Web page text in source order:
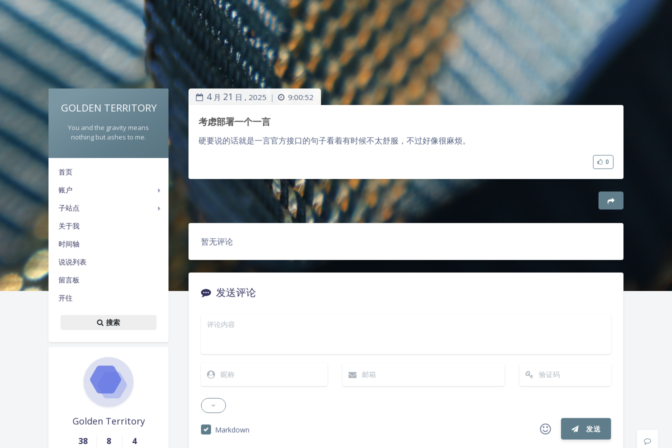
GOLDEN TERRITORY
You and the gravity means
nothing but ashes to me.
首页
账户
子站点
关于我
时间轴
说说列表
留言板
开往
搜索
Golden Territory
38 8 4
4月 21 日 , 2025 | 9:00:52
考虑部署一个一言
硬要说的话就是一言官方接口的句子看着有时候不太舒服，不过好像很麻烦。
0
豆
暂无评论
发送评论
Markdown 发送